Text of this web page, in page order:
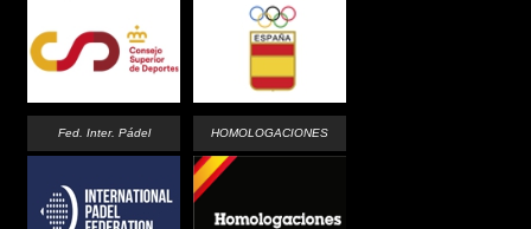
Fed. Inter. Pádel HOMOLOGACIONES